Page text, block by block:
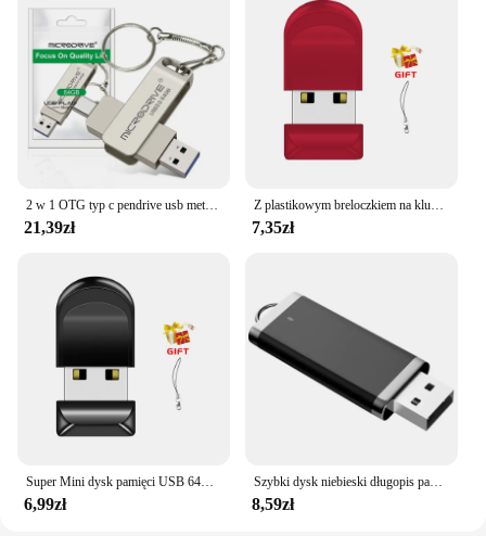
2 w 1 OTG typ c pendrive usb metalowy pendrive usb 3.0 64GB 128GB 256G pendrive USB3.0 Dual C
21,39zł
Z plastikowym breloczkiem na klucze napędy pamięć USB 64GB Mini USB 2.0 Pen Drive 32GB rzeczywistej pojemności pendrive 16GB kreatywny dysk prezent
7,35zł
Super Mini dysk pamięci USB 64GB darmowe Pendrive Chian kreatywne prezenty biznesowe Pen Drive dysku 32GB High Speed Pendrive 16GB
6,99zł
Szybki dysk niebieski długopis pamięć USB 64GB U Stick 32GB 16GB 8GB Pendrive 2.0 dysk Flash
8,59zł